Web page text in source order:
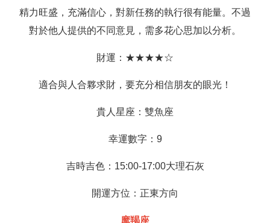
精力旺盛，充滿信心，對新任務的執行很有能量。不過
對於他人提供的不同意見，需多花心思加以分析。
財運：★★★★☆
適合與人合夥求財，要充分相信朋友的眼光！
貴人星座：雙魚座
幸運數字：9
吉時吉色：15:00-17:00大理石灰
開運方位：正東方向
摩羯座